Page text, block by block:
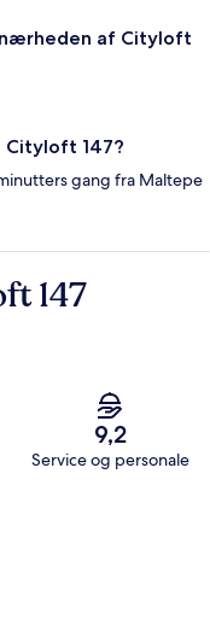
af Cityloft
Cityloft 147?
gang fra Maltepe
147
9,2
Service og personale